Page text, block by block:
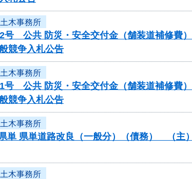
木事務所
号 公共 防災・安全交付金（舗装道補修費
競争入札公告
木事務所
号 公共 防災・安全交付金（舗装道補修費
競争入札公告
木事務所
単 県単道路改良（一般分）（債務） （主
木事務所